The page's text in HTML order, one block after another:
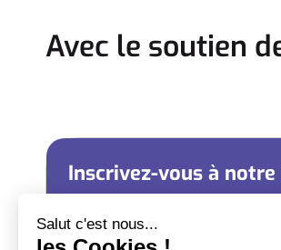
Avec le soutien
Inscrivez-vous à